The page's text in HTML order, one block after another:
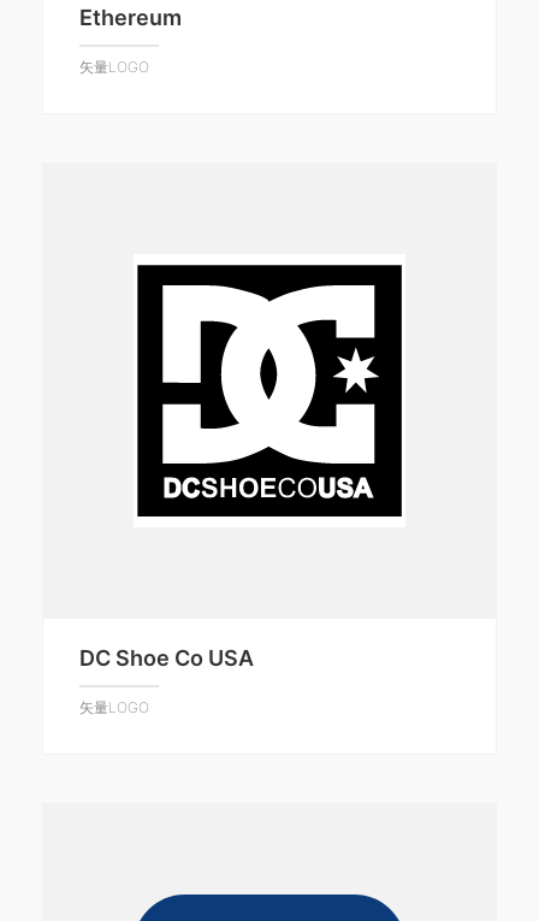
Ethereum
矢量LOGO
DC Shoe Co USA
矢量LOGO